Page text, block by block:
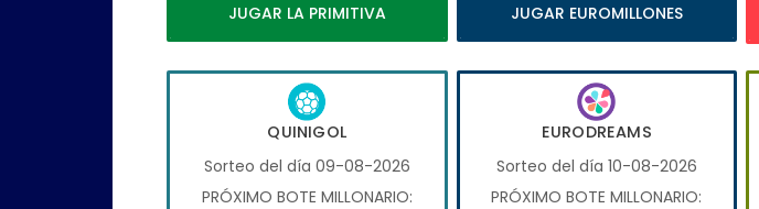
JUGAR LA PRIMITIVA JUGAR EUROMILLONES
QUINIGOL
Sorteo del día 09-08-2026
PRÓXIMO BOTE MILLONARIO:
EURODREAMS
Sorteo del día 10-08-2026
PRÓXIMO BOTE MILLONARIO: